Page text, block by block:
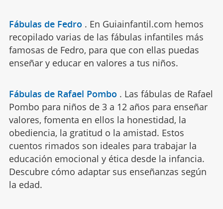
Fábulas de Fedro . En Guiainfantil.com hemos
recopilado varias de las fábulas infantiles más
famosas de Fedro, para que con ellas puedas
enseñar y educar en valores a tus niños.
Fábulas de Rafael Pombo . Las fábulas de Rafael
Pombo para niños de 3 a 12 años para enseñar
valores, fomenta en ellos la honestidad, la
obediencia, la gratitud o la amistad. Estos
cuentos rimados son ideales para trabajar la
educación emocional y ética desde la infancia.
Descubre cómo adaptar sus enseñanzas según
la edad.